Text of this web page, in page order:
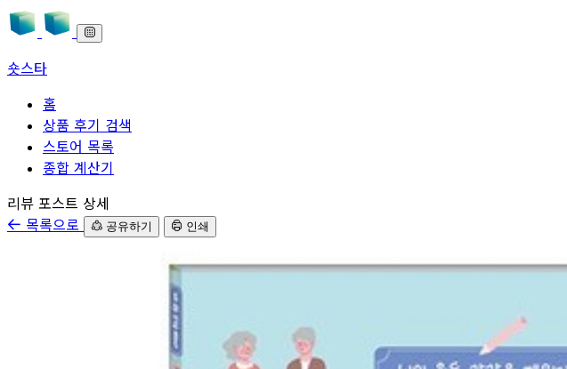
숏스타
홈
상품 후기 검색
스토어 목록
종합 계산기
본문으로 바로가기
리뷰 포스트 상세
목록으로
공유하기 인쇄